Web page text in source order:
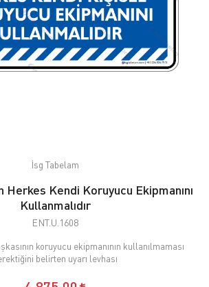
İsg Tabelam
Herkes Kendi Koruyucu Ekipmanını
Kullanmalıdır
ENT.U.1608
koruyucu ekipmanının kullanılmaması
belirten uyarı levhası